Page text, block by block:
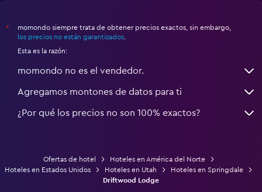
*
momondo siempre trata de obtener precios exactos, sin embargo,
los precios no están garantizados
Esta es la razón:
momondo no es el vendedor.
Agregamos montones de datos para ti
¿Por qué los precios no son 100% exactos?
Ofertas de hotel
Hoteles en América del Norte
Hoteles en Estados Unidos
Hoteles en Utah
Hoteles en Springdale
Driftwood Lodge